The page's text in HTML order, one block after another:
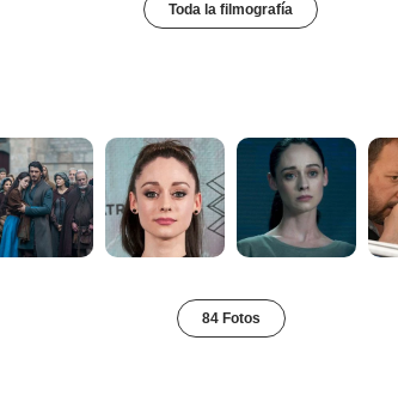
Toda la filmografía
84 Fotos